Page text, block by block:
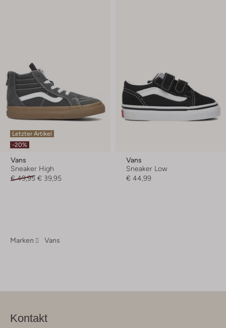
Letzter Artikel
-20%
Vans
Sneaker High
€ 49,95 € 39,95
Vans
Sneaker Low
€ 44,99
Marken Vans
Kontakt